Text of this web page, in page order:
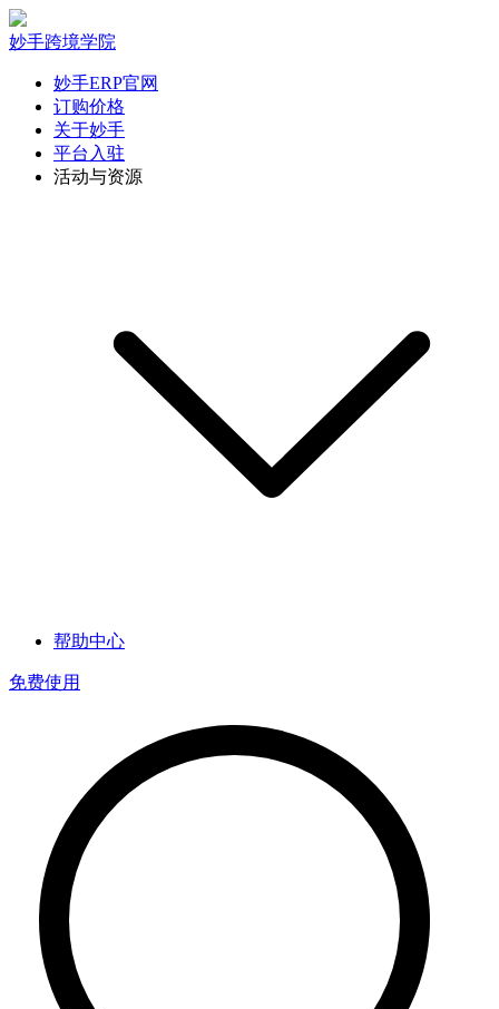
妙手跨境学院
妙手ERP官网
订购价格
关于妙手
平台入驻
活动与资源
帮助中心
免费使用